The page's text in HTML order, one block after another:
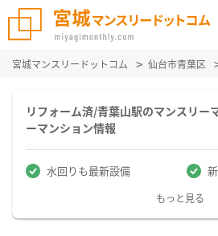
宮城マンスリードットコム 仙台市青葉区
リフォーム済/青葉山駅のマンスリー
ーマンション情報
水回りも最新設備
もっと見る